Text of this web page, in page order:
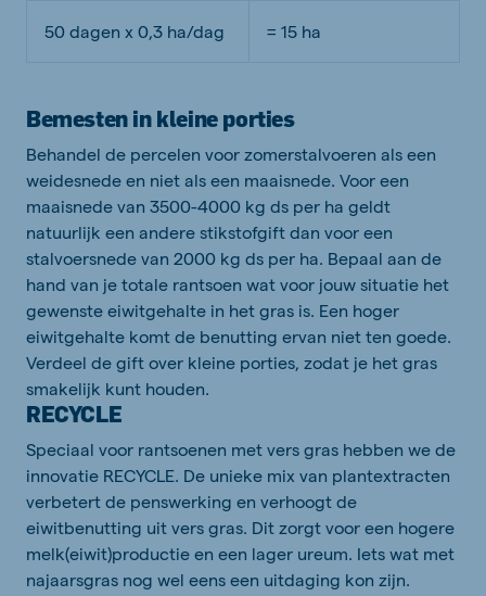
50 dagen x 0,3 ha/dag = 15 ha
Bemesten in kleine porties
Behandel de percelen voor zomerstalvoeren als een
weidesnede en niet als een maaisnede. Voor een
maaisnede van 3500-4000 kg ds per ha geldt
natuurlijk een andere stikstofgift dan voor een
stalvoersnede van 2000 kg ds per ha. Bepaal aan de
hand van je totale rantsoen wat voor jouw situatie het
gewenste eiwitgehalte in het gras is. Een hoger
eiwitgehalte komt de benutting ervan niet ten goede.
Verdeel de gift over kleine porties, zodat je het gras
smakelijk kunt houden.
RECYCLE
Speciaal voor rantsoenen met vers gras hebben we de
innovatie RECYCLE. De unieke mix van plantextracten
verbetert de penswerking en verhoogt de
eiwitbenutting uit vers gras. Dit zorgt voor een hogere
melk(eiwit)productie en een lager ureum. Iets wat met
najaarsgras nog wel eens een uitdaging kon zijn.